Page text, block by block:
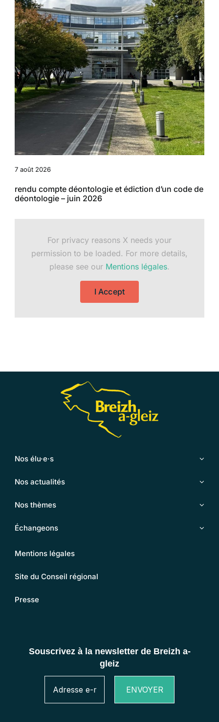
7 août 2026
rendu compte déontologie et édiction d’un code de
déontologie – juin 2026
For privacy reasons X needs your
permission to be loaded. For more details,
please see our Mentions légales.
I Accept
Nos élu·e·s
Nos actualités
Nos thèmes
Échangeons
Mentions légales
Site du Conseil régional
Presse